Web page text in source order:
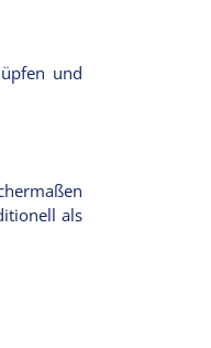
und
als